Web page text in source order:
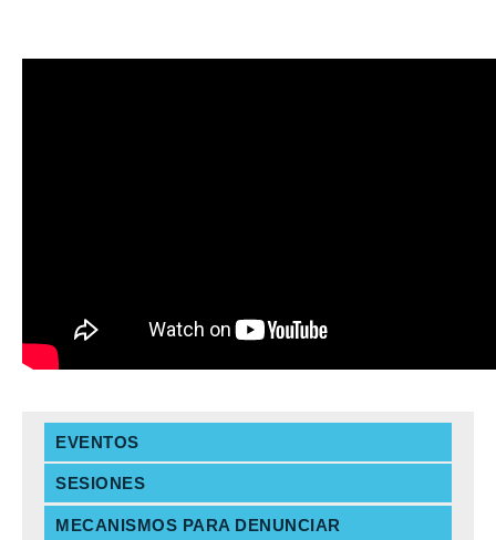
EVENTOS
SESIONES
MECANISMOS PARA DENUNCIAR